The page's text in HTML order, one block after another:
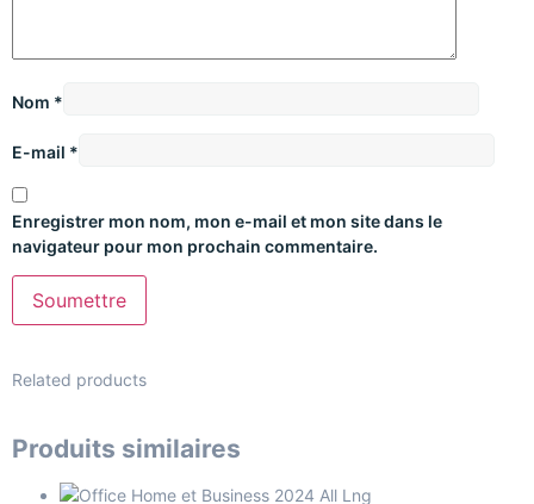
Nom *
E-mail *
Enregistrer mon nom, mon e-mail et mon site dans le
navigateur pour mon prochain commentaire.
Related products
Produits similaires